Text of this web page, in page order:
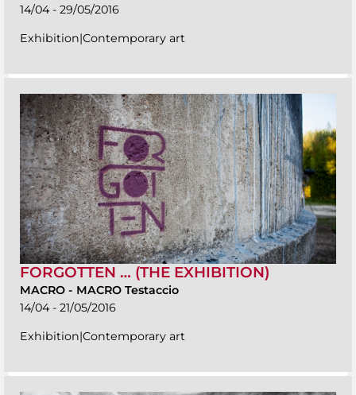
14/04 - 29/05/2016
Exhibition|Contemporary art
FORGOTTEN … (THE EXHIBITION)
MACRO - MACRO Testaccio
14/04 - 21/05/2016
Exhibition|Contemporary art